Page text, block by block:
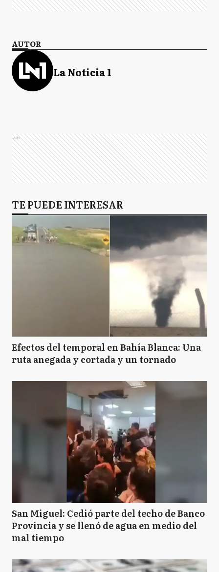
AUTOR
La Noticia 1
Ads
TE PUEDE INTERESAR
Efectos del temporal en Bahía Blanca: Una
ruta anegada y cortada y un tornado
San Miguel: Cedió parte del techo de Banco
Provincia y se llenó de agua en medio del
mal tiempo